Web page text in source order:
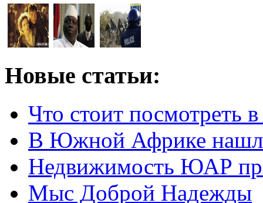
Новые статьи:
Что стоит посмотреть
В Южной Африке
Недвижимость ЮАР
Мыс Доброй Надежды